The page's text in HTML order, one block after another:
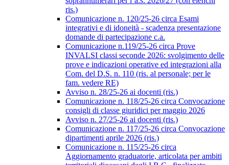
ris.)
Comunicazione n. 120/25-26 circa Esami
integrativi e di idoneità - scadenza presentazione
domande di partecipazione c.a.
Comunicazione n.119/25-26 circa Prove
INVALSI classi seconde 2026: svolgimento delle
prove e indicazioni operative ed integrazioni alla
Com. del D.S. n. 110 (ris. al personale; per le
fam. vedere RE)
Avviso n. 28/25-26 ai docenti (ris.)
Comunicazione n. 118/25-26 circa Convocazione
consigli di classe giuridici per maggio 2026
Avviso n. 27/25-26 ai docenti (ris.)
Comunicazione n. 117/25-26 circa Convocazione
dipartimenti aprile 2026 (ris.)
Comunicazione n. 115/25-26 circa
Aggiornamento graduatorie, articolata per ambiti